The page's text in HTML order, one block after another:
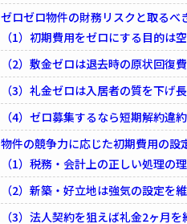
ゼロゼロ物件の財務リスクと取るべ
（1）初期費用をゼロにする目的は
（2）敷金ゼロは退去時の原状回復
（3）礼金ゼロは入居者の質を下げ
（4）ゼロ募集するなら短期解約違
物件の競争力に応じた初期費用の設
（1）税務・会計上の正しい処理の
（2）新築・好立地は強気の設定を
（3）法人契約を狙えば礼金2ヶ月